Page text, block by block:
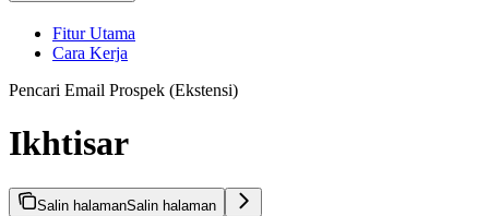
Fitur Utama
Cara Kerja
Pencari Email Prospek (Ekstensi)
Ikhtisar
Salin halamanSalin halaman